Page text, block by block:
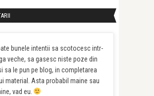
bunele intentii sa scotocesc intr-
veche, sa gasesc niste poze din
sa le pun pe blog, in completarea
material. Asta probabil maine sau
vad eu.